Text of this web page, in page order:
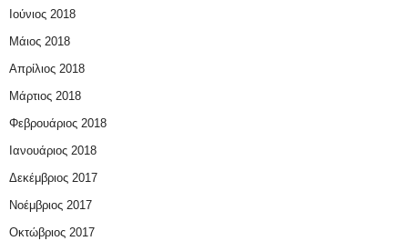
Ιούνιος 2018
Μάιος 2018
Απρίλιος 2018
Μάρτιος 2018
Φεβρουάριος 2018
Ιανουάριος 2018
Δεκέμβριος 2017
Νοέμβριος 2017
Οκτώβριος 2017